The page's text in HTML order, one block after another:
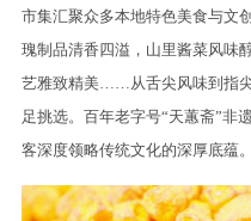
市集汇聚众多本地特色美食与文
瑰制品清香四溢，山里酱菜风味
艺雅致精美……从舌尖风味到指
足挑选。百年老字号“天蕙斋”非
客深度领略传统文化的深厚底蕴。